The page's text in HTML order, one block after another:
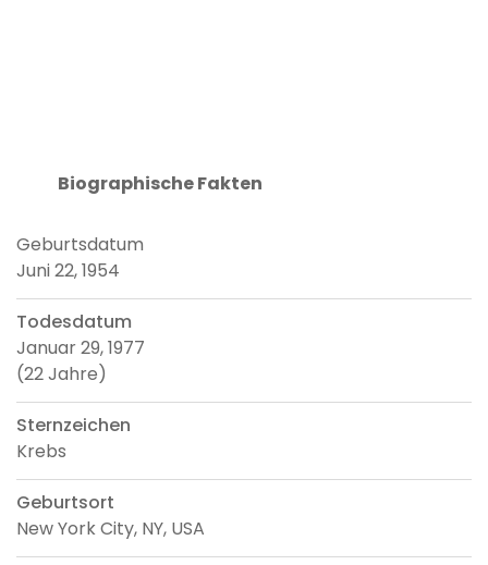
Biographische Fakten
Geburtsdatum
Juni 22, 1954
Todesdatum
Januar 29, 1977
(22 Jahre)
Sternzeichen
Krebs
Geburtsort
New York City, NY, USA